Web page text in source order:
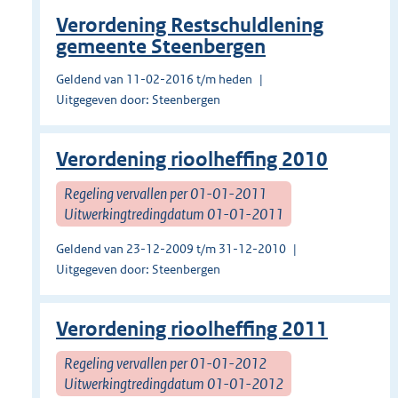
Verordening Restschuldlening
gemeente Steenbergen
Geldend van 11-02-2016 t/m heden
Uitgegeven door: Steenbergen
Verordening rioolheffing 2010
Regeling vervallen per 01-01-2011
Uitwerkingtredingdatum 01-01-2011
Geldend van 23-12-2009 t/m 31-12-2010
Uitgegeven door: Steenbergen
Verordening rioolheffing 2011
Regeling vervallen per 01-01-2012
Uitwerkingtredingdatum 01-01-2012